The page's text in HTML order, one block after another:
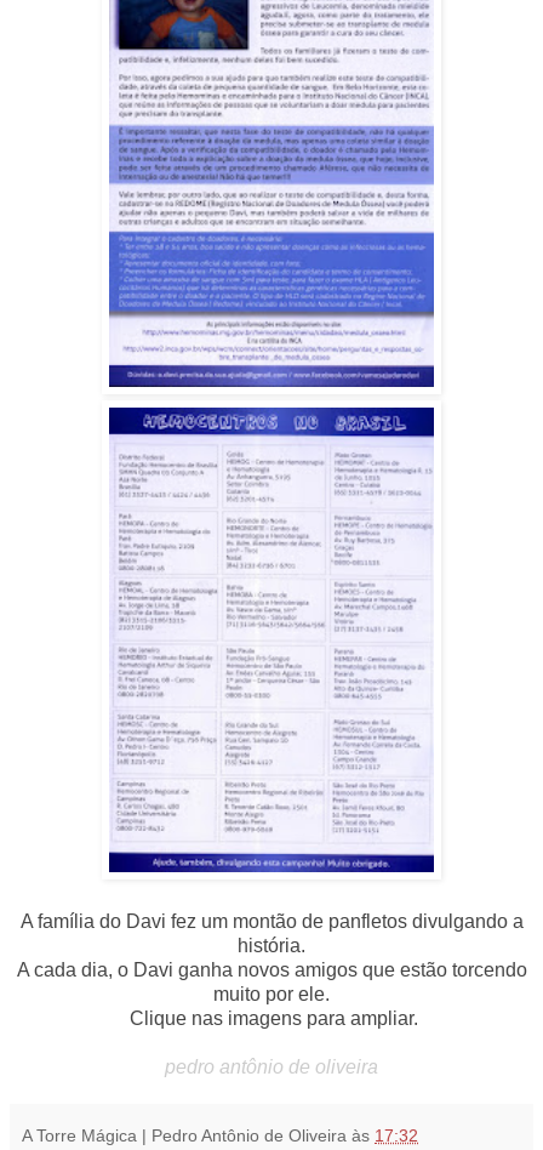
A família do Davi fez um montão de panfletos divulgando a
história.
A cada dia, o Davi ganha novos amigos que estão torcendo
muito por ele.
Clique nas imagens para ampliar.
pedro antônio de oliveira
A Torre Mágica | Pedro Antônio de Oliveira às 17:32